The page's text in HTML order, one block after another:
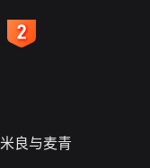
米良与麦青